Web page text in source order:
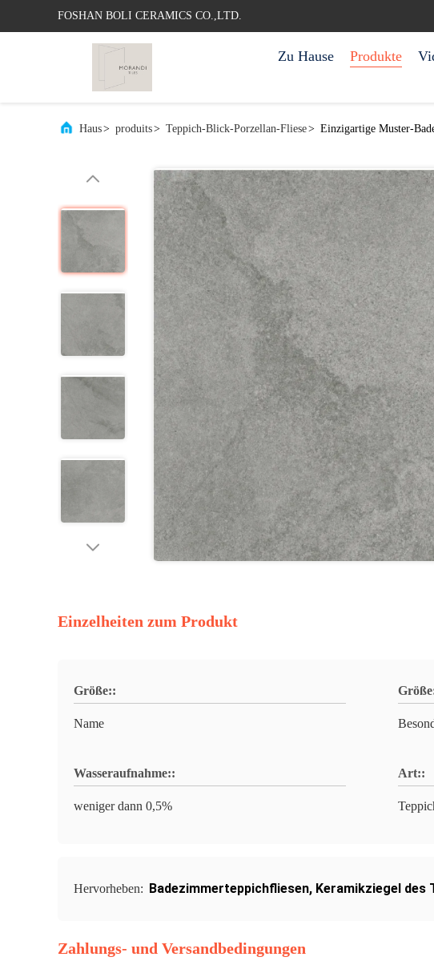
FOSHAN BOLI CERAMICS CO.,LTD.
Zu Hause Produkte
Haus> produits> Teppich-Blick-Porzellan-Fliese> Einzigartige Muster-
Einzelheiten zum Produkt
Größe::
Name
Wasseraufnahme::
weniger dann 0,5%
Art::
Hervorheben: Badezimmerteppichfliesen, Keramikziegel des
Zahlungs- und Versandbedingungen